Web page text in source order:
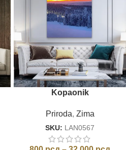
Kopaonik
Priroda, Zima
SKU: LAN0567